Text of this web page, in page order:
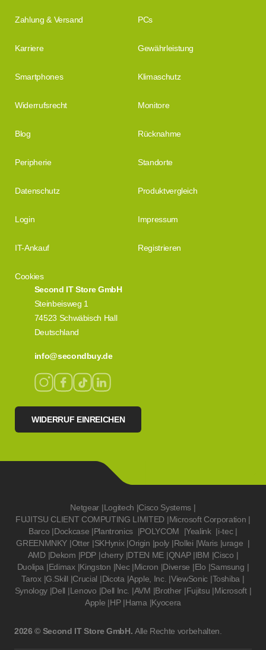
Second IT Store GmbH
Steinbeisweg 1
74523 Schwäbisch Hall
Deutschland
info@secondbuy.de
WIDERRUF EINREICHEN
Zahlung & Versand PCs
Karriere Gewährleistung
Smartphones Klimaschutz
Widerrufsrecht Monitore
Blog Rücknahme
Peripherie Standorte
Datenschutz Produktvergleich
Login Impressum
IT-Ankauf Registrieren
Cookies
Netgear |Logitech |Cisco Systems |
FUJITSU CLIENT COMPUTING LIMITED |Microsoft Corporation |
Barco |Dockcase |Plantronics |POLYCOM |Yealink |i-tec |
GREENMNKY |Otter |SKHynix |Origin |poly |Rollei |Waris |urage |
AMD |Dekom |PDP |cherry |DTEN ME |QNAP |IBM |Cisco |
Duolipa |Edimax |Kingston |Nec |Micron |Diverse |Elo |Samsung |
Tarox |G.Skill |Crucial |Dicota |Apple, Inc. |ViewSonic |Toshiba |
Synology |Dell |Lenovo |Dell Inc. |AVM |Brother |Fujitsu |Microsoft |
Apple |HP |Hama |Kyocera
2026 © Second IT Store GmbH. Alle Rechte vorbehalten.